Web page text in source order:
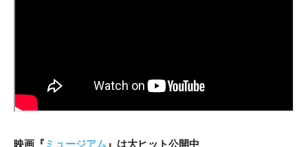
映画『 ミュージアム 』は大ヒット公開中